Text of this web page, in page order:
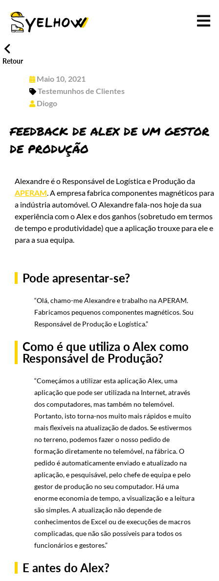
Retour
Maio 10, 2021
Testemunhos de Clientes
Diogo
FEEDBACK DE ALEX DE UM GESTOR
DE PRODUÇÃO
Alexandre é o Responsável de Logística e Produção da
APERAM. A empresa fabrica componentes magnéticos para
a indústria automóvel. O Alexandre fala-nos hoje da sua
experiência com o Alex e dos ganhos (sobretudo em termos
de tempo e produtividade) que a aplicação trouxe para ele e
para a sua equipa.
Pode apresentar-se?
“Olá, chamo-me Alexandre e trabalho na APERAM.
Fabricamos pequenos componentes magnéticos. Sou
Responsável de Produção e Logística.”
Como é que utiliza o Alex como
Responsável de Produção?
“Começámos a utilizar esta aplicação Alex, uma
aplicação que pode ser utilizada na Internet, através
dos computadores, mas também no telemóvel.
Portanto, isto torna-nos muito mais rápidos e muito
mais flexíveis na atualização de dados. Se estivermos
no terreno, podemos fazer o nosso pedido de
formação diretamente no telemóvel, na fábrica. O
pedido é automaticamente enviado e atualizado na
aplicação, e pesquisável, pelo chefe de equipa e pelo
gestor de produção no seu computador. Há uma
enorme economia de tempo, a visualização e a leitura
são simples. A atualização não depende de
conhecimentos de Excel ou de execuções de macros
complicadas, que não são possíveis para todos os
funcionários e gestores.”
E antes do Alex?